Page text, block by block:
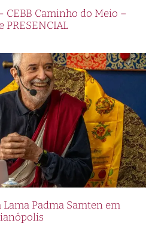
CEBB Caminho do Meio –
PRESENCIAL
Padma Samten em